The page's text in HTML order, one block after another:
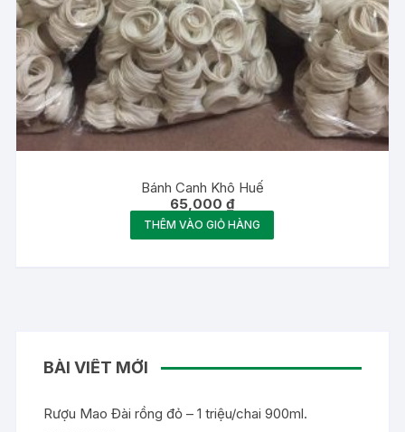
Bánh Canh Khô Huế
65,000₫
THÊM VÀO GIỎ HÀNG
BÀI VIẾT MỚI
Rượu Mao Đài rồng đỏ – 1 triệu/chai 900ml.